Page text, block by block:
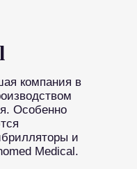
компания в
Особенно
и
Medical.